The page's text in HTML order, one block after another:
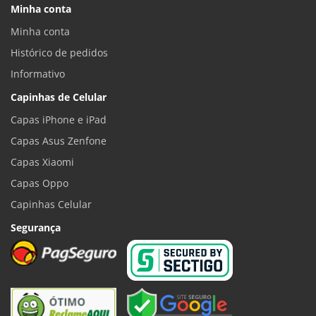
Minha conta
Minha conta
Histórico de pedidos
Informativo
Capinhas de Celular
Capas iPhone e iPad
Capas Asus Zenfone
Capas Xiaomi
Capas Oppo
Capinhas Celular
Segurança